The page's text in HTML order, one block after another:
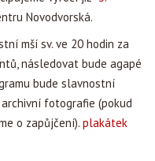
Novodvorská.
mší sv. ve 20 hodin za
následovat bude agapé
bude slavnostní
fotografie (pokud
o zapůjčení). plakátek